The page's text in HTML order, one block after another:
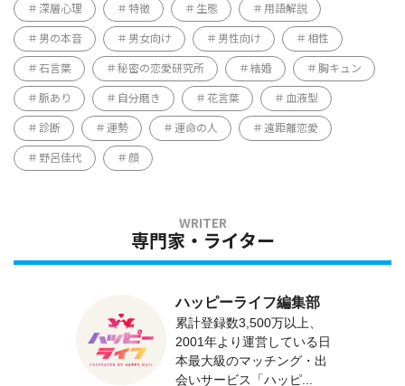
深層心理 特徴 生態 用語解説
男の本音 男女向け 男性向け 相性
石言葉 秘密の恋愛研究所 結婚 胸キュン
脈あり 自分磨き 花言葉 血液型
診断 運勢 運命の人 遠距離恋愛
野呂佳代 顔
専門家・ライター
ハッピーライフ編集部
累計登録数3,500万以上、
2001年より運営している日
本最大級のマッチング・出
会いサービス「ハッピ...